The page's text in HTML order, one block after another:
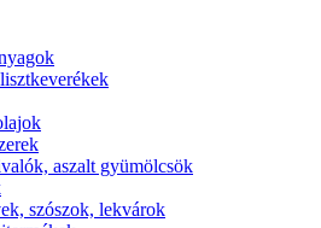
aszalt gyümölcsök
szószok, lekvárok